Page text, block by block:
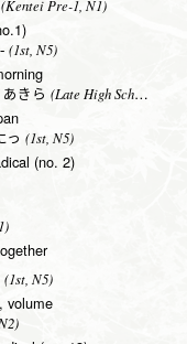
(Kentei Pre-1, N1)
(1st, N5)
きら (Late High School, N1)
(1st, N5)
(no. 2)
(1st, N5)
volume